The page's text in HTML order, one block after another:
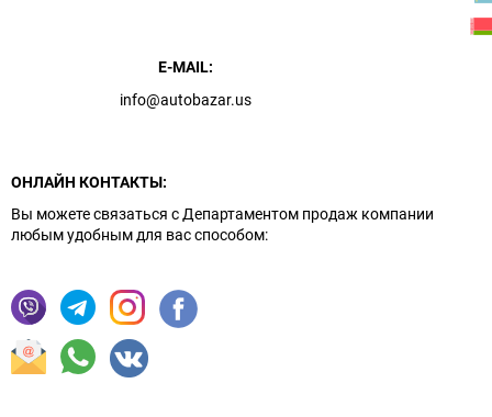
E-MAIL:
info@autobazar.us
ОНЛАЙН КОНТАКТЫ:
Вы можете связаться с Департаментом продаж компании
любым удобным для вас способом: